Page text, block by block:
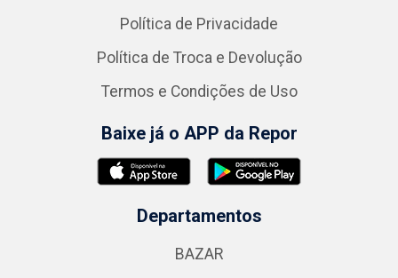
Política de Privacidade
Política de Troca e Devolução
Termos e Condições de Uso
Baixe já o APP da Repor
Departamentos
BAZAR